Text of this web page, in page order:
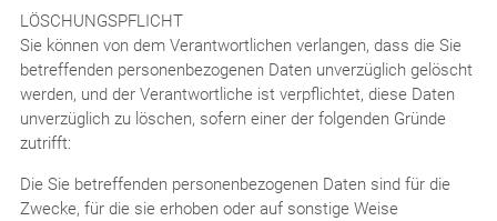
LÖSCHUNGSPFLICHT
Sie können von dem Verantwortlichen verlangen, dass die Sie
betreffenden personenbezogenen Daten unverzüglich gelöscht
werden, und der Verantwortliche ist verpflichtet, diese Daten
unverzüglich zu löschen, sofern einer der folgenden Gründe
zutrifft:
Die Sie betreffenden personenbezogenen Daten sind für die
Zwecke, für die sie erhoben oder auf sonstige Weise